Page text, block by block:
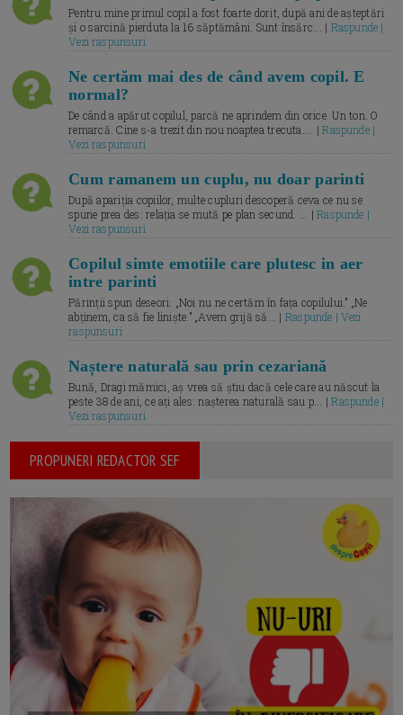
Pentru mine primul copil a fost foarte dorit, după ani de așteptări
și o sarcină pierduta la 16 săptămâni. Sunt însărc... | Raspunde |
Vezi raspunsuri
Ne certăm mai des de când avem copil. E
normal?
De când a apărut copilul, parcă ne aprindem din orice. Un ton. O
remarcă. Cine s-a trezit din nou noaptea trecuta.... |Raspunde |
Vezi raspunsuri
Cum ramanem un cuplu, nu doar parinti
După apariția copiilor, multe cupluri descoperă ceva ce nu se
spune prea des: relația se mută pe plan secund. ... |Raspunde |
Vezi raspunsuri
Copilul simte emotiile care plutesc in aer
intre parinti
Părinții spun deseori: „Noi nu ne certăm în fața copilului.” „Ne
abținem, ca să fie liniște.” „Avem grijă să... | Raspunde | Vezi
raspunsuri
Naștere naturală sau prin cezariană
Bună, Dragi mămici, aș vrea să știu dacă cele care au născut la
peste 38 de ani, ce ați ales: nașterea naturală sau p... |Raspunde |
Vezi raspunsuri
PROPUNERI REDACTOR SEF